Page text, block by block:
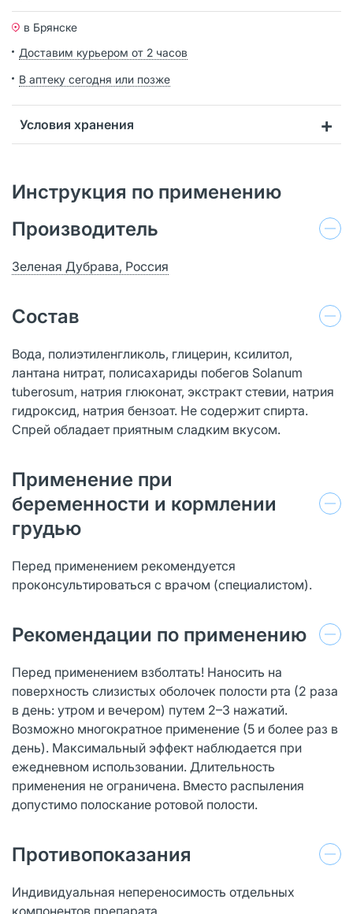
в Брянске
Доставим курьером от 2 часов
В аптеку сегодня или позже
Условия хранения
Инструкция по применению
Производитель
Зеленая Дубрава, Россия
Состав
Вода, полиэтиленгликоль, глицерин, ксилитол,
лантана нитрат, полисахариды побегов Solanum
tuberosum, натрия глюконат, экстракт стевии, натрия
гидроксид, натрия бензоат. Не содержит спирта.
Спрей обладает приятным сладким вкусом.
Применение при
беременности и кормлении
грудью
Перед применением рекомендуется
проконсультироваться с врачом (специалистом).
Рекомендации по применению
Перед применением взболтать! Наносить на
поверхность слизистых оболочек полости рта (2 раза
в день: утром и вечером) путем 2–3 нажатий.
Возможно многократное применение (5 и более раз в
день). Максимальный эффект наблюдается при
ежедневном использовании. Длительность
применения не ограничена. Вместо распыления
допустимо полоскание ротовой полости.
Противопоказания
Индивидуальная непереносимость отдельных
компонентов препарата.